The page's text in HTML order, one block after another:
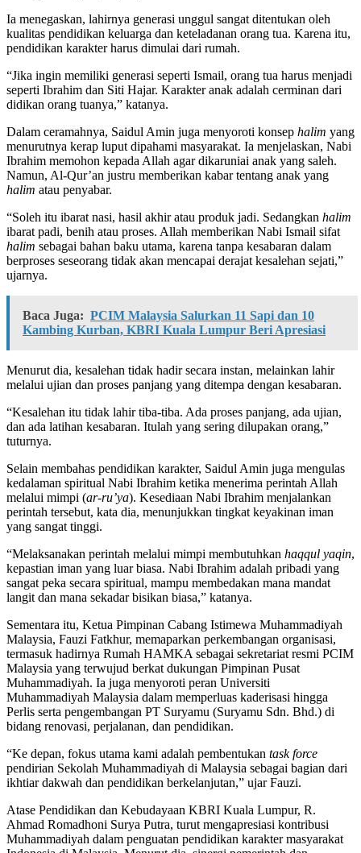
Ia menegaskan, lahirnya generasi unggul sangat ditentukan oleh
kualitas pendidikan keluarga dan keteladanan orang tua. Karena itu,
pendidikan karakter harus dimulai dari rumah.
“Jika ingin memiliki generasi seperti Ismail, orang tua harus menjadi
seperti Ibrahim dan Siti Hajar. Karakter anak adalah cerminan dari
didikan orang tuanya,” katanya.
Dalam ceramahnya, Saidul Amin juga menyoroti konsep halim yang
menurutnya kerap luput dipahami masyarakat. Ia menjelaskan, Nabi
Ibrahim memohon kepada Allah agar dikaruniai anak yang saleh.
Namun, Al-Qur’an justru memberikan kabar tentang anak yang
halim atau penyabar.
“Soleh itu ibarat nasi, hasil akhir atau produk jadi. Sedangkan halim
ibarat padi, benih atau proses. Allah memberikan Nabi Ismail sifat
halim sebagai bahan baku utama, karena tanpa kesabaran dalam
berproses seseorang tidak akan mencapai derajat kesalehan sejati,”
ujarnya.
Baca Juga: PCIM Malaysia Salurkan 11 Sapi dan 10
Kambing Kurban, KBRI Kuala Lumpur Beri Apresiasi
Menurut dia, kesalehan tidak hadir secara instan, melainkan lahir
melalui ujian dan proses panjang yang ditempa dengan kesabaran.
“Kesalehan itu tidak lahir tiba-tiba. Ada proses panjang, ada ujian,
dan ada latihan kesabaran. Itulah yang sering dilupakan orang,”
tuturnya.
Selain membahas pendidikan karakter, Saidul Amin juga mengulas
kedalaman spiritual Nabi Ibrahim ketika menerima perintah Allah
melalui mimpi (ar-ru’ya). Kesediaan Nabi Ibrahim menjalankan
perintah tersebut, kata dia, menunjukkan tingkat keyakinan iman
yang sangat tinggi.
“Melaksanakan perintah melalui mimpi membutuhkan haqqul yaqin,
kepastian iman yang luar biasa. Nabi Ibrahim adalah pribadi yang
sangat peka secara spiritual, mampu membedakan mana mandat
langit dan mana sekadar bisikan biasa,” katanya.
Sementara itu, Ketua Pimpinan Cabang Istimewa Muhammadiyah
Malaysia, Fauzi Fatkhur, memaparkan perkembangan organisasi,
termasuk hadirnya Rumah HAMKA sebagai sekretariat resmi PCIM
Malaysia yang terwujud berkat dukungan Pimpinan Pusat
Muhammadiyah. Ia juga menyoroti peran Universiti
Muhammadiyah Malaysia dalam memperluas kaderisasi hingga
Perlis serta pengembangan PT Suryamu (Suryamu Sdn. Bhd.) di
bidang renovasi, perjalanan, dan pendidikan.
“Ke depan, fokus utama kami adalah pembentukan task force
pendirian Sekolah Muhammadiyah di Malaysia sebagai bagian dari
ikhtiar dakwah dan pendidikan berkelanjutan,” ujar Fauzi.
Atase Pendidikan dan Kebudayaan KBRI Kuala Lumpur, R.
Ahmad Romadhoni Surya Putra, turut mengapresiasi kontribusi
Muhammadiyah dalam penguatan pendidikan karakter masyarakat